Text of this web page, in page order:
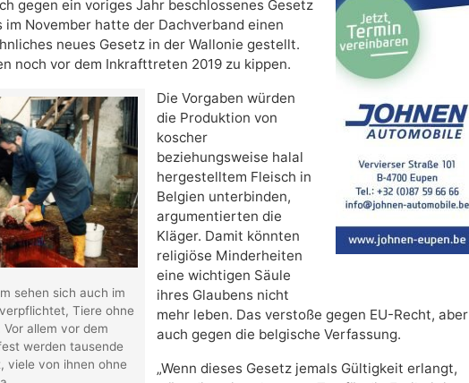
gegen ein voriges Jahr beschlossenes Gesetz
im November hatte der Dachverband einen
neues Gesetz in der Wallonie gestellt.
noch vor dem Inkrafttreten 2019 zu kippen.
sehen sich auch im
Tiere ohne
allem vor dem
werden tausende
viele von ihnen ohne
Die Vorgaben würden
die Produktion von
koscher
beziehungsweise halal
hergestelltem Fleisch in
Belgien unterbinden,
argumentierten die
Kläger. Damit könnten
religiöse Minderheiten
eine wichtigen Säule
ihres Glaubens nicht
mehr leben. Das verstoße gegen EU-Recht, aber
auch gegen die belgische Verfassung.
„Wenn dieses Gesetz jemals Gültigkeit erlangt,